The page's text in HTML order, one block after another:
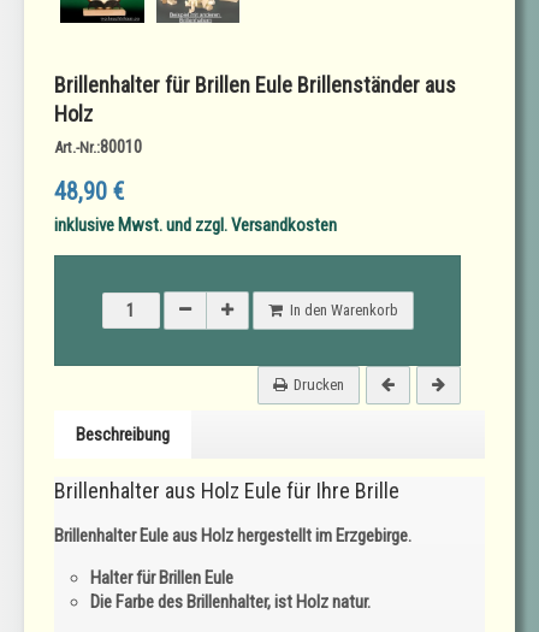
Brillenhalter für Brillen Eule Brillenständer aus
Holz
Art.-Nr.:80010
48,90 €
inklusive Mwst. und zzgl. Versandkosten
In den Warenkorb
Drucken
Beschreibung
Brillenhalter aus Holz Eule für Ihre Brille
Brillenhalter Eule aus Holz hergestellt im Erzgebirge.
Halter für Brillen Eule
Die Farbe des Brillenhalter, ist Holz natur.